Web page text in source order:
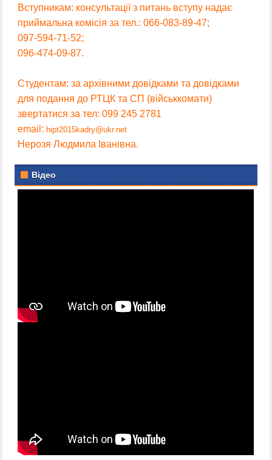
Вступникам: консультації з питань вступу надає
приймальна комісія за тел.: 066-083-89-47;
097-594-71-52;
096-474-09-87.
Студентам: за архівними довідками та довідками
для подання до РТЦК та СП (військкомати)
звертатися за тел: 099 245 2781
email:hipt2015kadry@ukr.net
Нерозя Людмила Іванівна.
Відео